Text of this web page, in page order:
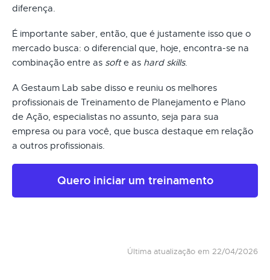
diferença.
É importante saber, então, que é justamente isso que o
mercado busca: o diferencial que, hoje, encontra-se na
combinação entre as softe as hard skills.
A Gestaum Lab sabe disso e reuniu os melhores
profissionais de Treinamento de Planejamento e Plano
de Ação, especialistas no assunto, seja para sua
empresa ou para você, que busca destaque em relação
a outros profissionais.
Quero iniciar um treinamento
Última atualização em 22/04/2026